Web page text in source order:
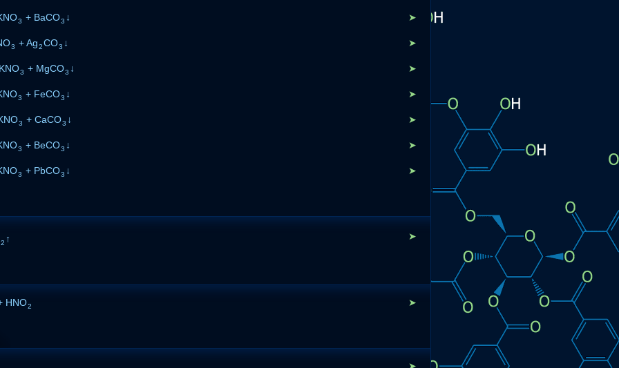
3 + BaCO3 ↓ ➤
3 + Ag2CO3 ↓ ➤
3 + MgCO3 ↓ ➤
3 + FeCO3 ↓ ➤
3 + CaCO3 ↓ ➤
3 + BeCO3 ↓ ➤
3 + PbCO3 ↓ ➤
2 ↑ ➤
HNO2 ➤
➤